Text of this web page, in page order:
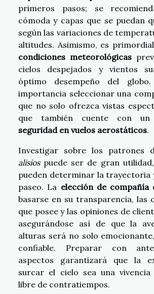
primeros pasos; se
cómoda y capas que se puedan
según las variaciones de
altitudes. Asimismo, es
condiciones meteorológicas
cielos despejados y vientos
óptimo desempeño del
importancia seleccionar una
que no solo ofrezca vistas
que también cuente con
seguridad en vuelos aerostáticos.
Investigar sobre los patrones
alisiospuede ser de gran
pueden determinar la trayectoria
paseo. La elección de compañía
basarse en su transparencia, las
que posee y las opiniones de
asegurándose así de que la
alturas será no solo
confiable. Preparar con
aspectos garantizará que la
surcar el cielo sea una vivencia
libre de contratiempos.